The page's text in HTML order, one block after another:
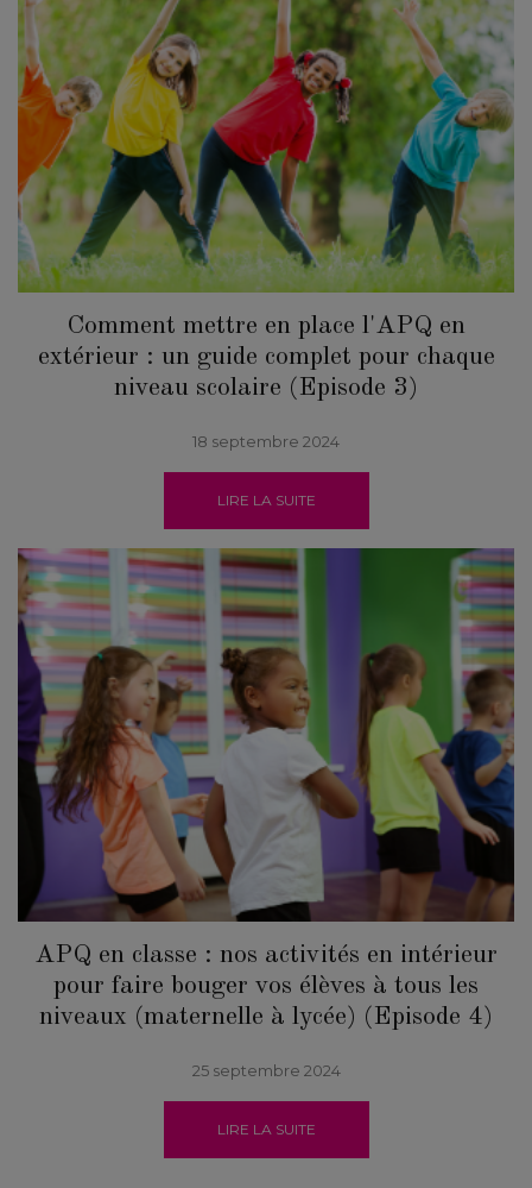
Comment mettre en place l'APQ en
extérieur : un guide complet pour chaque
niveau scolaire (Episode 3)
18 septembre 2024
LIRE LA SUITE
APQ en classe : nos activités en intérieur
pour faire bouger vos élèves à tous les
niveaux (maternelle à lycée) (Episode 4)
25 septembre 2024
LIRE LA SUITE